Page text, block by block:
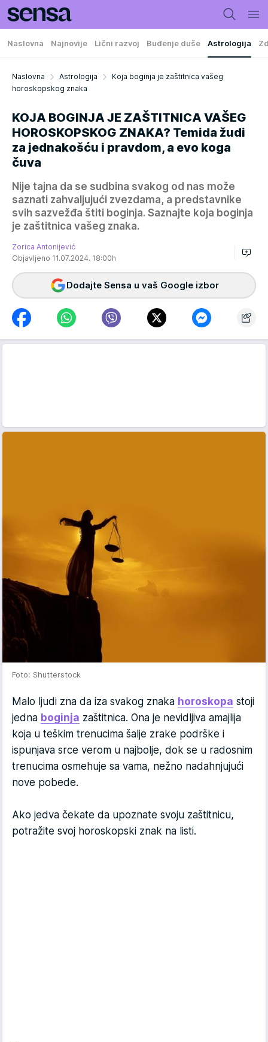
Naslovna Najnovije Lični razvoj Buđenje duše Astrologija
Naslovna Astrologija
Koja boginja je zaštitnica vašeg
horoskopskog znaka
KOJA BOGINJA JE ZAŠTITNICA VAŠEG
HOROSKOPSKOG ZNAKA? Temida žudi
za jednakošću i pravdom, a evo koga
čuva
Nije tajna da se sudbina svakog od nas može
saznati zahvaljujući zvezdama, a predstavnike
svih sazvežđa štiti boginja. Saznajte koja boginja
je zaštitnica vašeg znaka.
Zorica Antonijević
Objavljeno 11.07.2024. 18:00h
Dodajte Sensa u vaš Google izbor
Foto: Shutterstock
Malo ljudi zna da iza svakog znaka horoskopa stoji
jedna boginja zaštitnica. Ona je nevidljiva amajlija
koja u teškim trenucima šalje zrake podrške i
ispunjava srce verom u najbolje, dok se u radosnim
trenucima osmehuje sa vama, nežno nadahnjujući
nove pobede.
Ako jedva čekate da upoznate svoju zaštitnicu,
potražite svoj horoskopski znak na listi.